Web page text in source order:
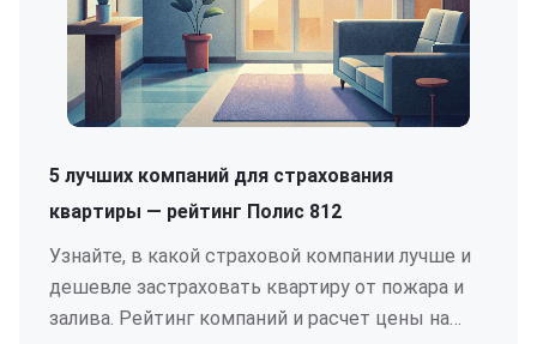
5 лучших компаний для страхования
квартиры — рейтинг Полис 812
Узнайте, в какой страховой компании лучше и
дешевле застраховать квартиру от пожара и
залива. Рейтинг компаний и расчет цены на